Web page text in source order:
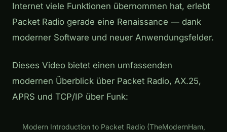
Internet viele Funktionen übernommen hat, erlebt
Packet Radio gerade eine Renaissance — dank
moderner Software und neuer Anwendungsfelder.
Dieses Video bietet einen umfassenden
modernen Überblick über Packet Radio, AX.25,
APRS und TCP/IP über Funk:
Modern Introduction to Packet Radio (TheModernHam,